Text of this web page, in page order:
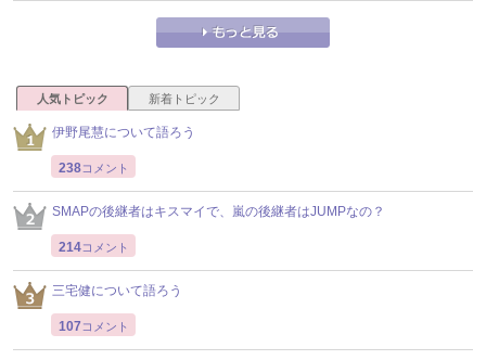
人気トピック 新着トピック
伊野尾慧について語ろう
238コメント
SMAPの後継者はキスマイで、嵐の後継者はJUMPなの？
214コメント
三宅健について語ろう
107 コメント